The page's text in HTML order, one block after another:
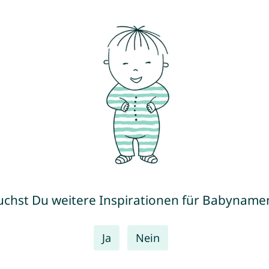
Du weitere Inspirationen für
Ja Nein